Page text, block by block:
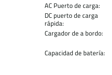
AC Puerto de carga:
DC puerto de carga
rápida:
Cargador de a bordo:
Capacidad de batería: